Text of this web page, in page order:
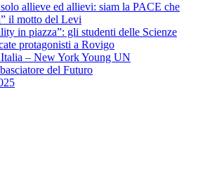
allieve ed allievi: siam la PACE che
il motto del Levi
in piazza”: gli studenti delle Scienze
protagonisti a Rovigo
– New York Young UN
del Futuro